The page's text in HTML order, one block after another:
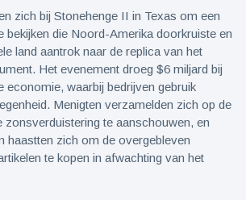
zich bij Stonehenge II in Texas om een
bekijken die Noord-Amerika doorkruiste en
land aantrok naar de replica van het
Het evenement droeg $6 miljard bij
economie, waarbij bedrijven gebruik
Menigten verzamelden zich op de
zonsverduistering te aanschouwen, en
haastten zich om de overgebleven
te kopen in afwachting van het